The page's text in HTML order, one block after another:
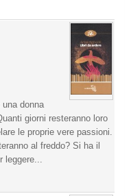
donna
giorni resteranno loro
le proprie vere passioni.
al freddo? Si ha il
leggere...